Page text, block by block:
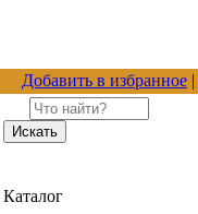
Добавить в избранное |
Каталог